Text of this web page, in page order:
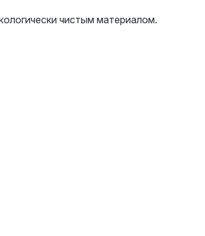
чистым материалом.